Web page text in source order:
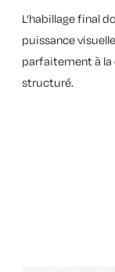
L’habillage final
puissance
parfaitement à
structuré.